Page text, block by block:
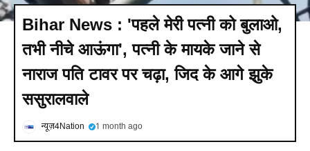
Bihar News : 'पहले मेरी पत्नी को बुलाओ,
तभी नीचे आऊंगा', पत्नी के मायके जाने से
नाराज पति टावर पर चढ़ा, जिद के आगे झुके
ससुरालवाले
न्यूज़4Nation 1 month ago